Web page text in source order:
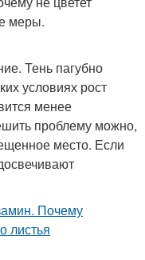
меры.
Тень пагубно
условиях рост
менее
проблему можно,
место. Если